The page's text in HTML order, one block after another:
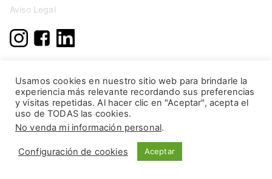
Aviso Legal
Usamos cookies en nuestro sitio web para brindarle la
experiencia más relevante recordando sus preferencias
y visitas repetidas. Al hacer clic en "Aceptar", acepta el
uso de TODAS las cookies.
No venda mi información personal.
Configuración de cookies Aceptar